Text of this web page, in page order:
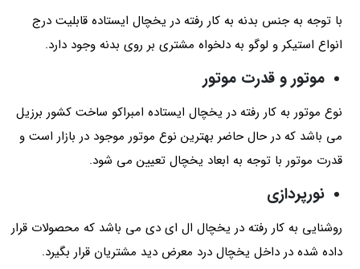
با توجه به جنس بدنه به کار رفته در یخچال ایستاده قابلیت درج
انواع استیکر و لوگو به دلخواه مشتری بر روی بدنه وجود دارد.
موتور و قدرت موتور
نوع موتور به کار رفته در یخچال ایستاده امبراکو ساخت کشور برزیل
می باشد که در حال حاضر بهترین نوع موتور موجود در بازار است و
قدرت موتور با توجه به ابعاد یخچال تعیین می شود.
نورپردازی
روشنایی به کار رفته در یخچال ال ای دی می باشد که محصولات قرار
داده شده در داخل یخچال درد معرض دید مشتریان قرار بگیرد.